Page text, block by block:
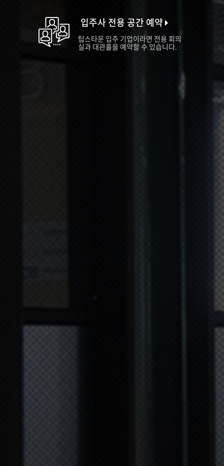
입주사 전용 공간 예약
팁스타운 입주 기업이라면 전용 회의
실과 대관홀을 예약할 수 있습니다.